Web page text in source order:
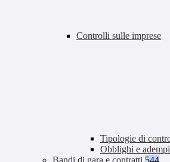
Controlli sulle imprese
Tipologie di
Obblighi e